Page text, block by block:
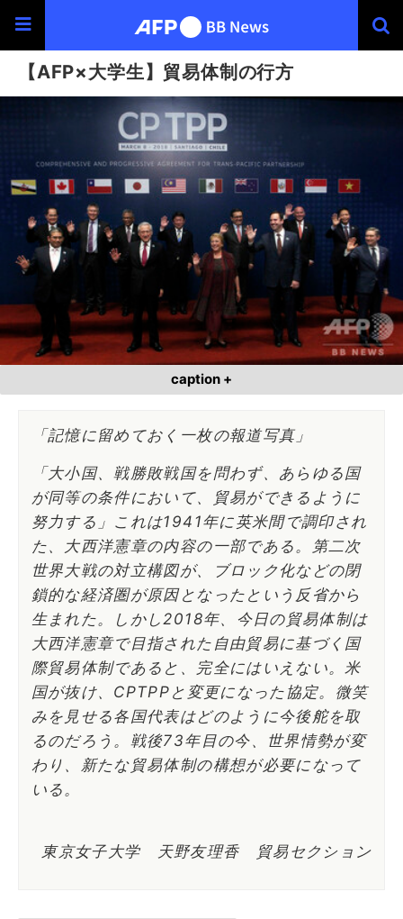
【AFP×大学生】貿易体制の行方
caption +
「記憶に留めておく一枚の報道写真」
「大小国、戦勝敗戦国を問わず、あらゆる国
が同等の条件において、貿易ができるように
努力する」これは1941年に英米間で調印され
た、大西洋憲章の内容の一部である。第二次
世界大戦の対立構図が、ブロック化などの閉
鎖的な経済圏が原因となったという反省から
生まれた。しかし2018年、今日の貿易体制は
大西洋憲章で目指された自由貿易に基づく国
際貿易体制であると、完全にはいえない。米
国が抜け、CPTPPと変更になった協定。微笑
みを見せる各国代表はどのように今後舵を取
るのだろう。戦後73年目の今、世界情勢が変
わり、新たな貿易体制の構想が必要になって
いる。
東京女子大学 天野友理香 貿易セクション